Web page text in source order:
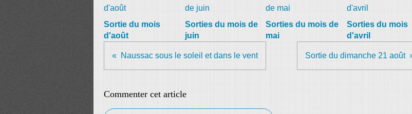
Sortie du mois
d'août
Sorties du mois de
juin
Sorties du mois de
mai
Sorties du mois
d'avril
Naussac sous le soleil et dans le vent Sortie du dimanche 21 août
Commenter cet article